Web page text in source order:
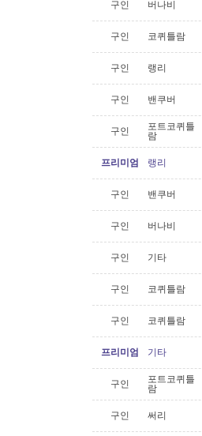
구인 버나비
구인 코퀴틀람
구인 랭리
구인 밴쿠버
구인
포트코퀴틀
람
프리미엄 랭리
구인 밴쿠버
구인 버나비
구인 기타
구인 코퀴틀람
구인 코퀴틀람
프리미엄 기타
구인
포트코퀴틀
람
구인 써리